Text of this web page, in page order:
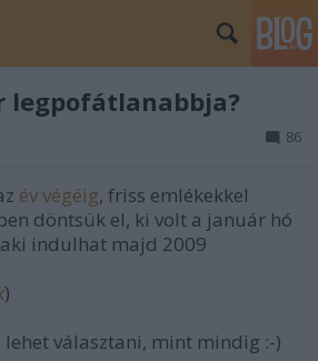
legpofátlanabbja?
86
év végéig, friss emlékekkel
döntsük el, ki volt a január hó
indulhat majd 2009
)
lehet választani, mint mindig :-)